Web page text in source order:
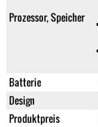
Prozessor, Speicher
Batterie
Design
Produktpreis